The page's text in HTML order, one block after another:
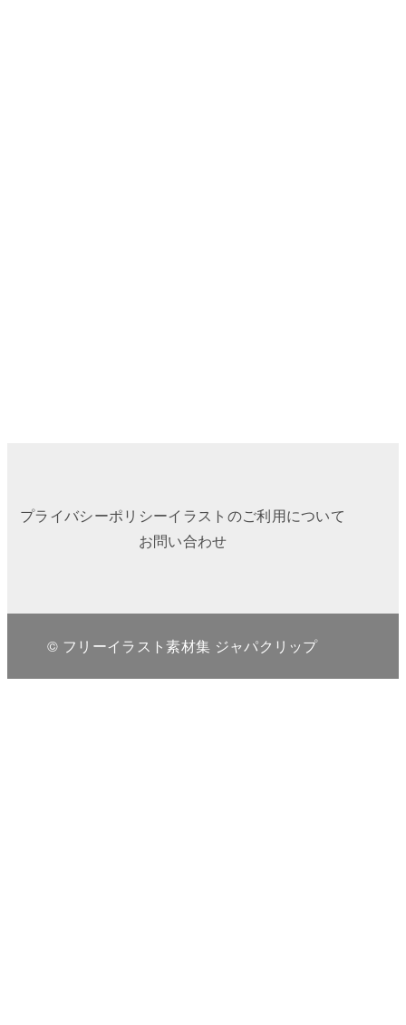
プライバシーポリシーイラストのご利用について
お問い合わせ
© フリーイラスト素材集 ジャパクリップ